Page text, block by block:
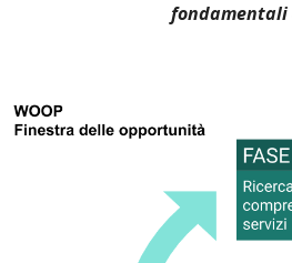
fondamentali